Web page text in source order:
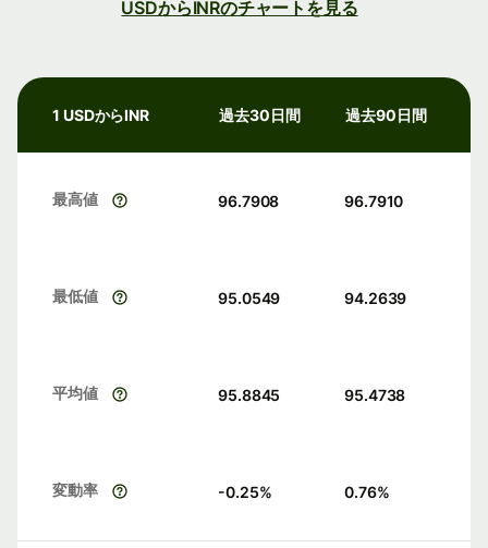
USDからINRのチャートを見る
1 USDからINR 過去30日間 過去90日間
最高値 96.7908 96.7910
最低値 95.0549 94.2639
平均値 95.8845 95.4738
変動率 -0.25% 0.76%